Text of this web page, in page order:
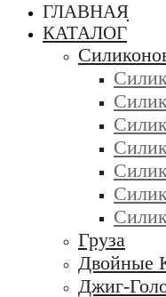
ГЛАВНАЯ
КАТАЛОГ
Груза
Двойные
Джиг-